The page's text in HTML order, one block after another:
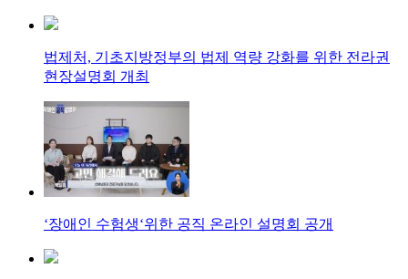
법제처, 기초지방정부의 법제 역량 강화를 위한 전라권
현장설명회 개최
‘장애인 수험생‘위한 공직 온라인 설명회 공개